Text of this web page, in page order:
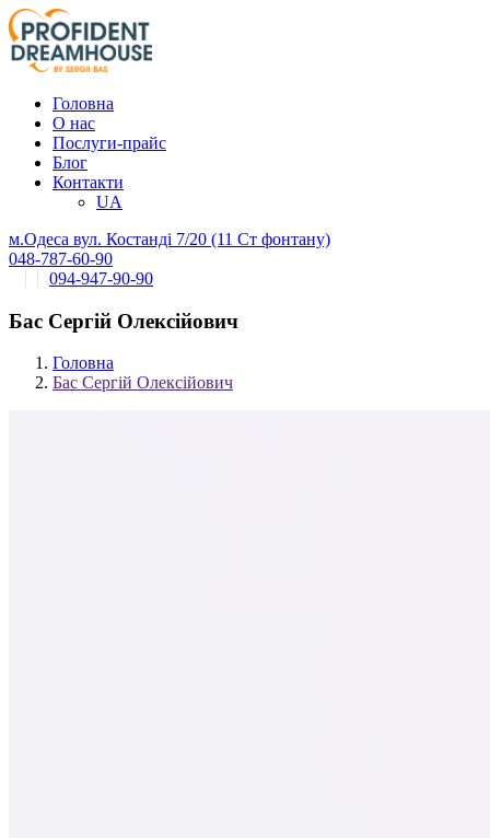
Головна
О нас
Послуги-прайс
Блог
Контакти
UA
м.Одеса вул. Костанді 7/20 (11 Ст фонтану)
048-787-60-90
094-947-90-90
Бас Сергій Олексійович
Головна
Бас Сергій Олексійович